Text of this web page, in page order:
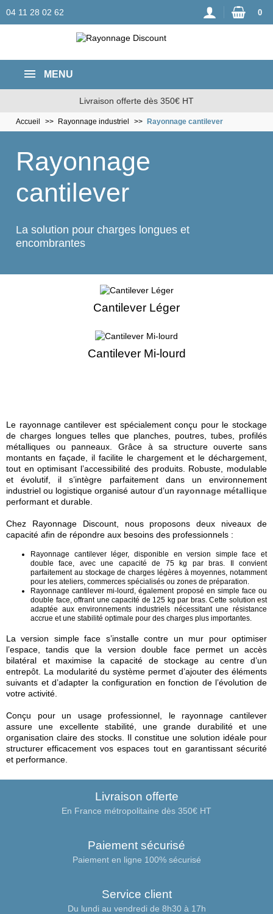
04 11 28 02 62 0
MENU
Livraison offerte dès 350€ HT
Accueil Rayonnage industriel Rayonnage cantilever
Rayonnage
cantilever
La solution pour charges longues et
encombrantes
Cantilever Léger
Cantilever Mi-lourd
Le rayonnage cantilever est spécialement conçu pour le stockage
de charges longues telles que planches, poutres, tubes, profilés
métalliques ou panneaux. Grâce à sa structure ouverte sans
montants en façade, il facilite le chargement et le déchargement,
tout en optimisant l’accessibilité des produits. Robuste, modulable
et évolutif, il s’intègre parfaitement dans un environnement
industriel ou logistique organisé autour d’un rayonnage métallique
performant et durable.
Chez Rayonnage Discount, nous proposons deux niveaux de
capacité afin de répondre aux besoins des professionnels :
Rayonnage cantilever léger, disponible en version simple face et
double face, avec une capacité de 75 kg par bras. Il convient
parfaitement au stockage de charges légères à moyennes, notamment
pour les ateliers, commerces spécialisés ou zones de préparation.
Rayonnage cantilever mi-lourd, également proposé en simple face ou
double face, offrant une capacité de 125 kg par bras. Cette solution est
adaptée aux environnements industriels nécessitant une résistance
accrue et une stabilité optimale pour des charges plus importantes.
La version simple face s’installe contre un mur pour optimiser
l’espace, tandis que la version double face permet un accès
bilatéral et maximise la capacité de stockage au centre d’un
entrepôt. La modularité du système permet d’ajouter des éléments
suivants et d’adapter la configuration en fonction de l’évolution de
votre activité.
Conçu pour un usage professionnel, le rayonnage cantilever
assure une excellente stabilité, une grande durabilité et une
organisation claire des stocks. Il constitue une solution idéale pour
structurer efficacement vos espaces tout en garantissant sécurité
et performance.
Livraison offerte
En France métropolitaine dès 350€ HT
Paiement sécurisé
Paiement en ligne 100% sécurisé
Service client
Du lundi au vendredi de 8h30 à 17h